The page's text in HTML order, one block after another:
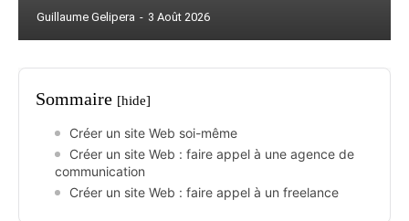
Guillaume Gelipera - 3 Août 2026
Sommaire [hide]
Créer un site Web soi-même
Créer un site Web : faire appel à une agence de
communication
Créer un site Web : faire appel à un freelance